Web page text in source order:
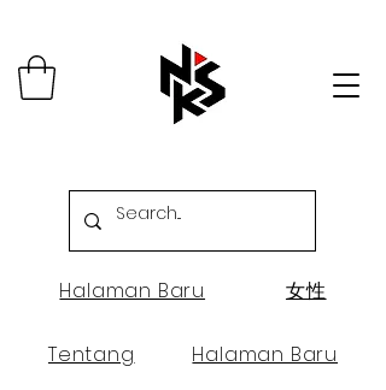
Halaman Baru 女性
Tentang Halaman Baru